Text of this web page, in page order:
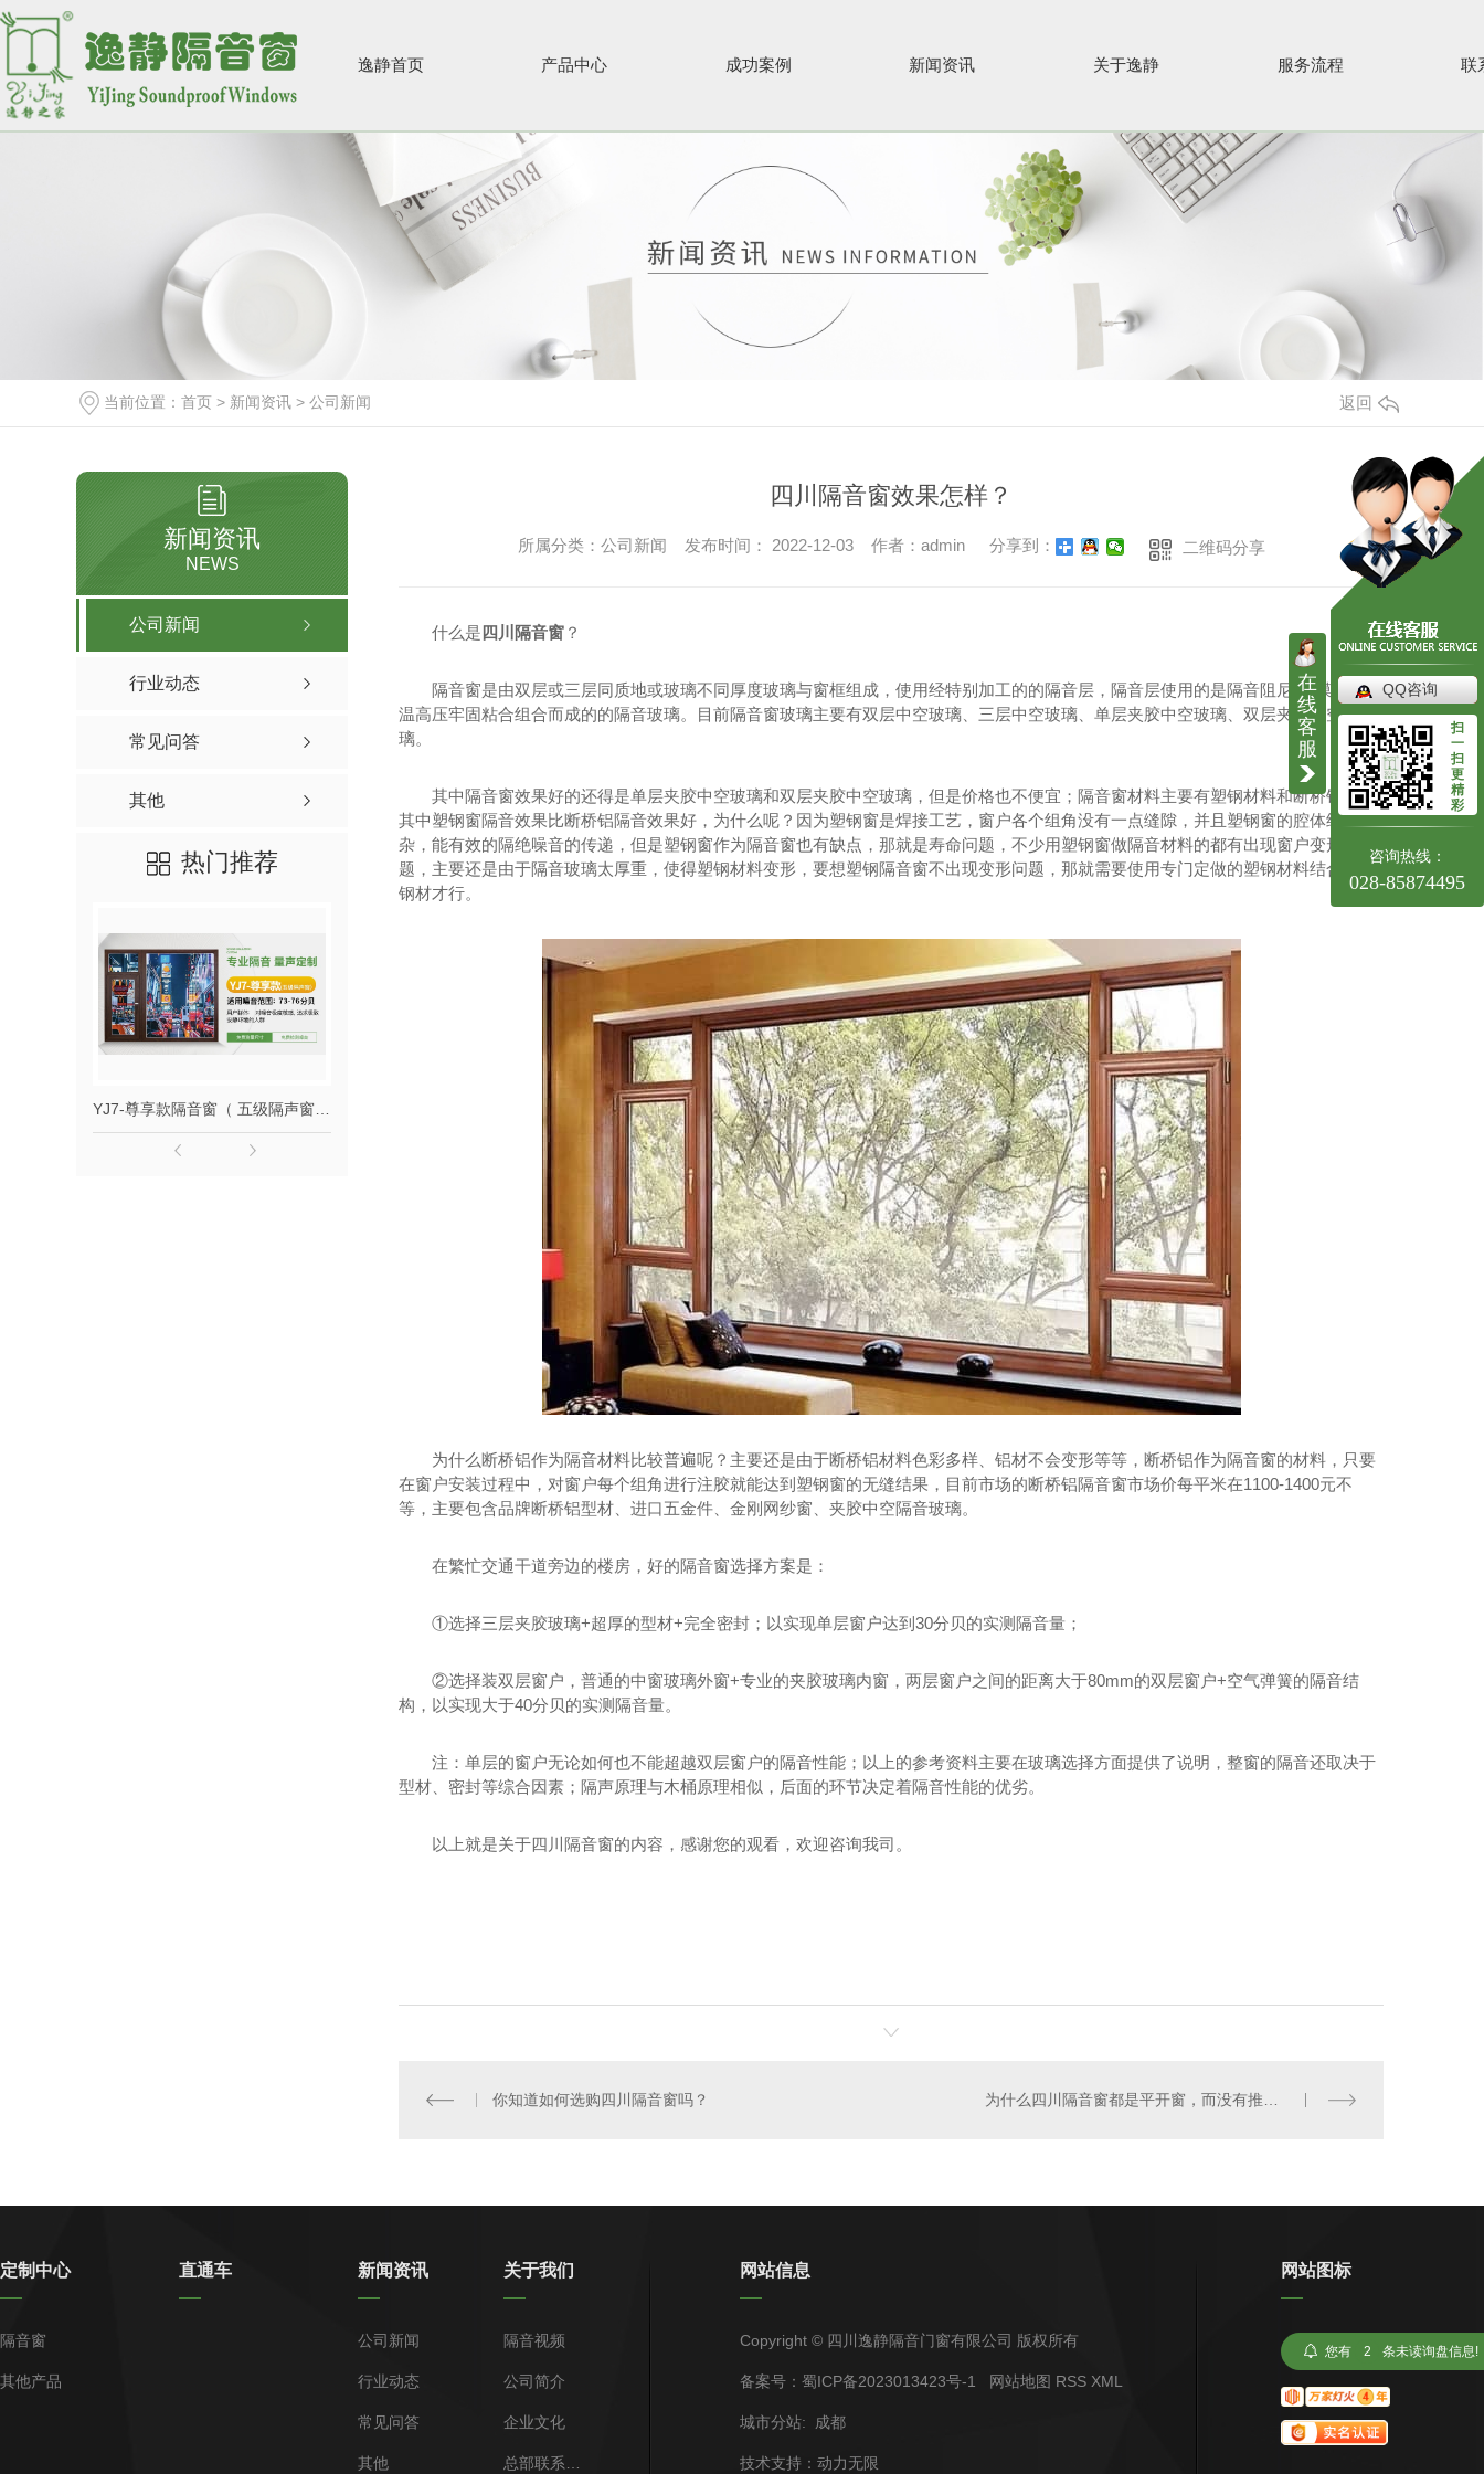
逸静首页 产品中心 成功案例 新闻资讯 关于逸静 服务流程 联
当前位置： 首页 > 新闻资讯 > 公司新闻 返回
新闻资讯
NEWS
公司新闻
行业动态
常见问答
其他
热门推荐
YJ7-706款隔音窗（四级隔声窗） YJ5-507款隔音窗（三级隔声窗）
四川隔音窗效果怎样？
所属分类：公司新闻 发布时间： 2022-12-03 作者：admin 分享到： 二维码分享
什么是四川隔音窗 ？
隔音窗是由双层或三层同质地或玻璃不同厚度玻璃与窗框组成，使用经特别加工的的隔音层，隔音层使用的是隔音阻尼胶(膜)经高
温高压牢固粘合组合而成的的隔音玻璃。目前隔音窗玻璃主要有双层中空玻璃、三层中空玻璃、单层夹胶中空玻璃、双层夹胶中空玻
璃。
其中隔音窗效果好的还得是单层夹胶中空玻璃和双层夹胶中空玻璃，但是价格也不便宜；隔音窗材料主要有塑钢材料和断桥铝窗，
其中塑钢窗隔音效果比断桥铝隔音效果好，为什么呢？因为塑钢窗是焊接工艺，窗户各个组角没有一点缝隙，并且塑钢窗的腔体结构复
杂，能有效的隔绝噪音的传递，但是塑钢窗作为隔音窗也有缺点，那就是寿命问题，不少用塑钢窗做隔音材料的都有出现窗户变形等问
题，主要还是由于隔音玻璃太厚重，使得塑钢材料变形，要想塑钢隔音窗不出现变形问题，那就需要使用专门定做的塑钢材料结合加厚
钢材才行。
为什么断桥铝作为隔音材料比较普遍呢？主要还是由于断桥铝材料色彩多样、铝材不会变形等等，断桥铝作为隔音窗的材料，只要
在窗户安装过程中，对窗户每个组角进行注胶就能达到塑钢窗的无缝结果，目前市场的断桥铝隔音窗市场价每平米在1100-1400元不
等，主要包含品牌断桥铝型材、进口五金件、金刚网纱窗、夹胶中空隔音玻璃。
在繁忙交通干道旁边的楼房，好的隔音窗选择方案是：
①选择三层夹胶玻璃+超厚的型材+完全密封；以实现单层窗户达到30分贝的实测隔音量；
②选择装双层窗户，普通的中窗玻璃外窗+专业的夹胶玻璃内窗，两层窗户之间的距离大于80mm的双层窗户+空气弹簧的隔音结
构，以实现大于40分贝的实测隔音量。
注：单层的窗户无论如何也不能超越双层窗户的隔音性能；以上的参考资料主要在玻璃选择方面提供了说明，整窗的隔音还取决于
型材、密封等综合因素；隔声原理与木桶原理相似，后面的环节决定着隔音性能的优劣。
以上就是关于四川隔音窗的内容，感谢您的观看，欢迎咨询我司。
你知道如何选购四川隔音窗吗？ 为什么四川隔音窗都是平开窗，而没有推拉窗？
定制中心
隔音窗
其他产品
直通车 新闻资讯
公司新闻
行业动态
常见问答
其他
关于我们
隔音视频
公司简介
企业文化
总部联系方式
网站信息
Copyright © 四川逸静隔音门窗有限公司 版权所有
备案号： 蜀ICP备2023013423号-1 网站地图 RSS XML
城市分站: 成都
技术支持： 动力无限
网站图标
您有 2 条未读询盘信息!
在
线
客
服
QQ咨询
扫
一
扫
更
精
彩
咨询热线：
028-85874495